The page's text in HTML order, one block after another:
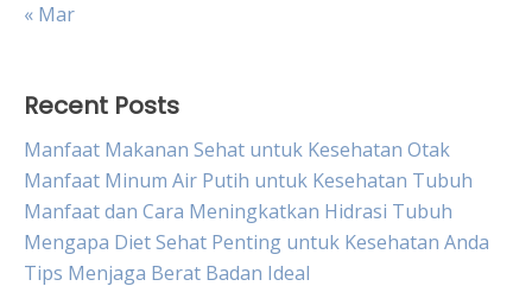
« Mar
Recent Posts
Manfaat Makanan Sehat untuk Kesehatan Otak
Manfaat Minum Air Putih untuk Kesehatan Tubuh
Manfaat dan Cara Meningkatkan Hidrasi Tubuh
Mengapa Diet Sehat Penting untuk Kesehatan Anda
Tips Menjaga Berat Badan Ideal